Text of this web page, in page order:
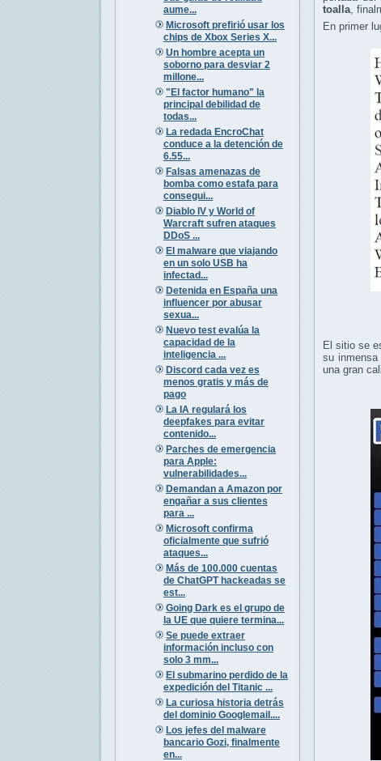
aume...
Microsoft prefirió usar los
chips de Xbox Series X...
Un hombre acepta un
soborno para desviar 2
millone...
"El factor humano" la
principal debilidad de
todas...
La redada EncroChat
conduce a la detención de
6.55...
Falsas amenazas de
bomba como estafa para
consegui...
Diablo IV y World of
Warcraft sufren ataques
DDoS ...
El malware que viajando
en un solo USB ha
infectad...
Detenida en España una
influencer por abusar
sexua...
Nuevo test evalúa la
capacidad de la
inteligencia ...
Discord cada vez es
menos gratis y más de
pago
La IA regulará los
deepfakes para evitar
contenido...
Parches de emergencia
para Apple:
vulnerabilidades...
Demandan a Amazon por
engañar a sus clientes
para ...
Microsoft confirma
oficialmente que sufrió
ataques...
Más de 100.000 cuentas
de ChatGPT hackeadas se
est...
Going Dark es el grupo de
la UE que quiere termina...
Se puede extraer
información incluso con
solo 3 mm...
El submarino perdido de la
expedición del Titanic ...
La curiosa historia detrás
del dominio Googlemail....
Los jefes del malware
bancario Gozi, finalmente
en...
toalla ,
En primer
El sitio se
su inmensa
una gran